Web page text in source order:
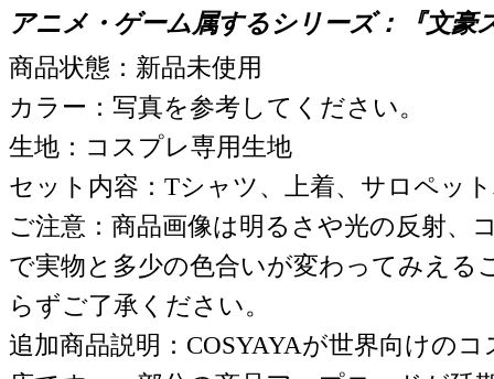
アニメ・ゲーム属するシリーズ：『文豪
商品状態：新品未使用
カラー：写真を参考してください。
生地：コスプレ専用生地
セット内容：Tシャツ、上着、サロペッ
ご注意：商品画像は明るさや光の反射、
で実物と多少の色合いが変わってみえる
らずご了承ください。
追加商品説明：COSYAYAが世界向けの